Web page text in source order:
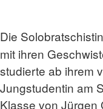
Die Solobratschistin
mit ihren
studierte ab ihrem
Jungstudentin am
Klasse von Jürgen